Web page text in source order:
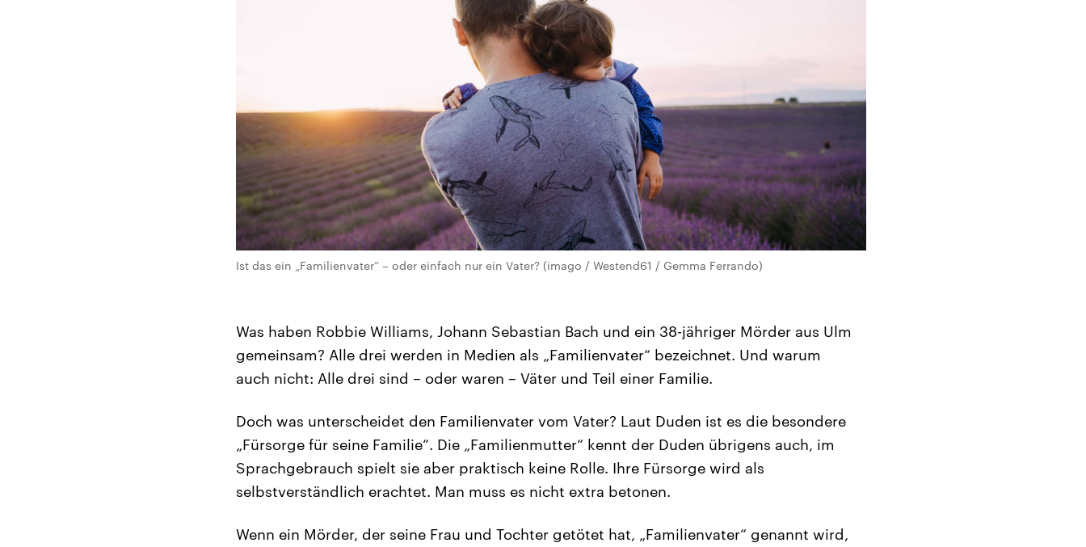
Ist das ein „Familienvater“ – oder einfach nur ein Vater? (imago / Westend61 / Gemma Ferrando)
Was haben Robbie Williams, Johann Sebastian Bach und ein 38-jähriger Mörder aus Ulm
gemeinsam? Alle drei werden in Medien als „Familienvater“ bezeichnet. Und warum
auch nicht: Alle drei sind – oder waren – Väter und Teil einer Familie.
Doch was unterscheidet den Familienvater vom Vater? Laut Duden ist es die besondere
„Fürsorge für seine Familie“. Die „Familienmutter“ kennt der Duden übrigens auch, im
Sprachgebrauch spielt sie aber praktisch keine Rolle. Ihre Fürsorge wird als
selbstverständlich erachtet. Man muss es nicht extra betonen.
Wenn ein Mörder, der seine Frau und Tochter getötet hat, „Familienvater“ genannt wird,